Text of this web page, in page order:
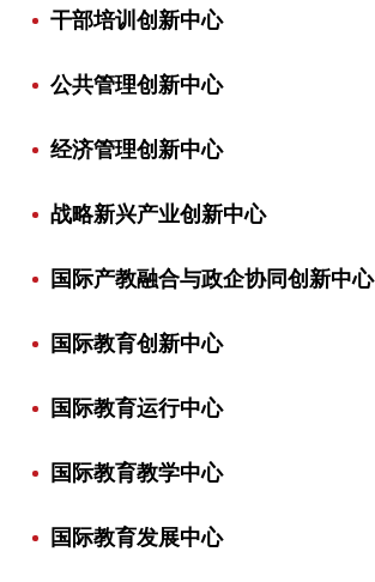
干部培训创新中心
公共管理创新中心
经济管理创新中心
战略新兴产业创新中心
国际产教融合与政企协同创新中心
国际教育创新中心
国际教育运行中心
国际教育教学中心
国际教育发展中心